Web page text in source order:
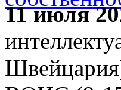
11 июля